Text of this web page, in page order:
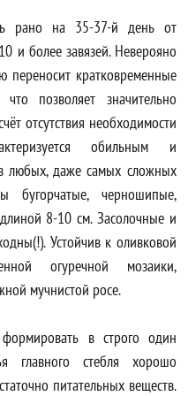
рано на 35-37-й день от
и более завязей. Неверояно
переносит кратковременные
позволяет значительно
отсутствия необходимости
обильным и
любых, даже самых сложных
бугорчатые, черношипые,
8-10 см. Засолочные и
Устойчив к оливковой
огуречной мозаики,
мучнистой росе.
в строго один
главного стебля хорошо
питательных веществ.